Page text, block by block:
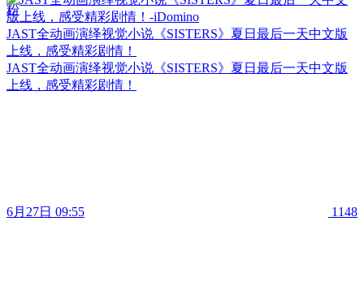
粉
JAST全动画演绎视觉小说《SISTERS》夏日最后一天中文版
上线，感受精彩剧情！
JAST全动画演绎视觉小说《SISTERS》夏日最后一天中文版
上线，感受精彩剧情！
6月27日 09:55 1148